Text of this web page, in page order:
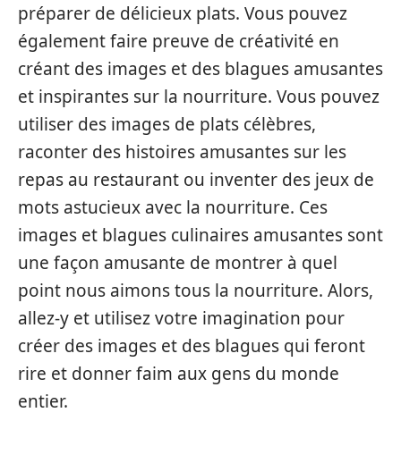
préparer de délicieux plats. Vous pouvez
également faire preuve de créativité en
créant des images et des blagues amusantes
et inspirantes sur la nourriture. Vous pouvez
utiliser des images de plats célèbres,
raconter des histoires amusantes sur les
repas au restaurant ou inventer des jeux de
mots astucieux avec la nourriture. Ces
images et blagues culinaires amusantes sont
une façon amusante de montrer à quel
point nous aimons tous la nourriture. Alors,
allez-y et utilisez votre imagination pour
créer des images et des blagues qui feront
rire et donner faim aux gens du monde
entier.